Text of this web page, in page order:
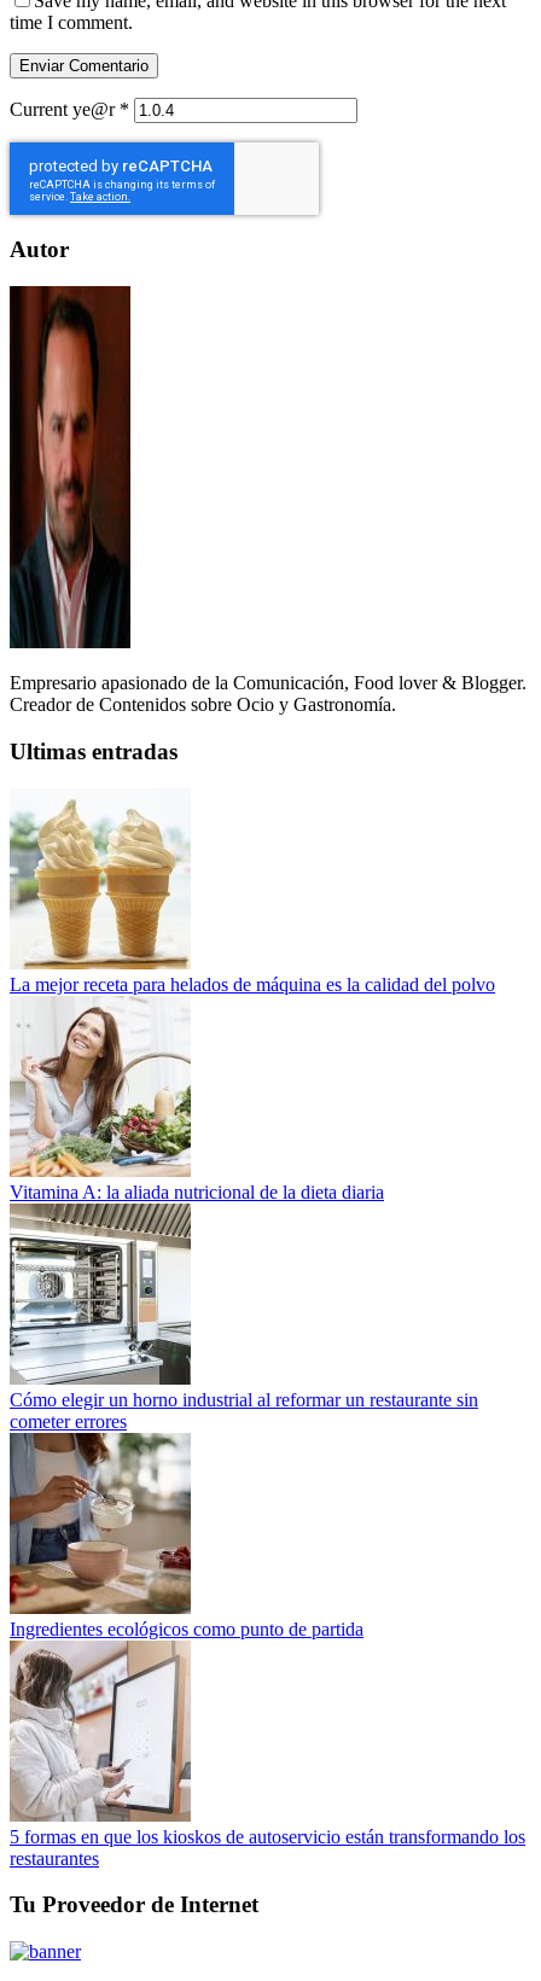
time I comment.
Current ye@r *
Autor
Empresario apasionado de la Comunicación, Food lover & Blogger.
Creador de Contenidos sobre Ocio y Gastronomía.
Ultimas entradas
La mejor receta para helados de máquina es la calidad del polvo
Vitamina A: la aliada nutricional de la dieta diaria
Cómo elegir un horno industrial al reformar un restaurante sin
cometer errores
Ingredientes ecológicos como punto de partida
5 formas en que los kioskos de autoservicio están transformando los
restaurantes
Tu Proveedor de Internet